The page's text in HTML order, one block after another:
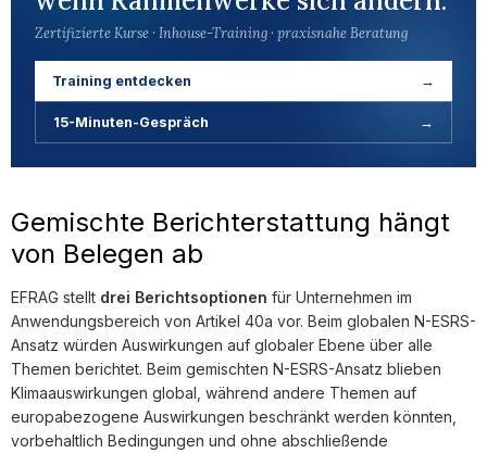
Zertifizierte Kurse · Inhouse-Training · praxisnahe Beratung
Training entdecken →
15-Minuten-Gespräch →
Gemischte Berichterstattung hängt
von Belegen ab
EFRAG stellt drei Berichtsoptionen für Unternehmen im
Anwendungsbereich von Artikel 40a vor. Beim globalen N-ESRS-
Ansatz würden Auswirkungen auf globaler Ebene über alle
Themen berichtet. Beim gemischten N-ESRS-Ansatz blieben
Klimaauswirkungen global, während andere Themen auf
europabezogene Auswirkungen beschränkt werden könnten,
vorbehaltlich Bedingungen und ohne abschließende